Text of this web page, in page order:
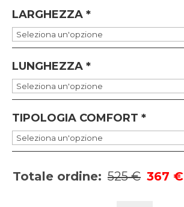
LARGHEZZA *
LUNGHEZZA *
TIPOLOGIA COMFORT *
Totale ordine: 525 € 367 €